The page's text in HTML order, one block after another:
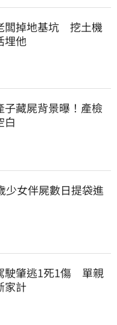
闆掉地基坑　挖土機
埋他
子藏屍背景曝！產檢
白
少女伴屍數日提袋進
駛肇逃1死1傷　單親
家計